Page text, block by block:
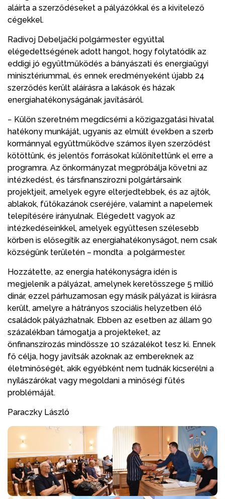
aláírta a szerződéseket a pályázókkal és a kivitelező
cégekkel.
Radivoj Debeljački polgármester egyúttal
elégedettségének adott hangot, hogy folytatódik az
eddigi jó együttműködés a bányászati és energiaügyi
minisztériummal, és ennek eredményeként újabb 24
szerződés került aláírásra a lakások és házak
energiahatékonyságának javításáról.
− Külön szeretném megdícsérni a közigazgatási hivatal
hatékony munkáját, ugyanis az elmúlt években a szerb
kormánnyal együttműködve számos ilyen szerződést
kötöttünk, és jelentős forrásokat különítettünk el erre a
programra. Az önkormányzat megpróbálja követni az
intézkedést, és társfinanszírozni polgártársaink
projektjeit, amelyek egyre elterjedtebbek, és az ajtók,
ablakok, fűtőkazánok cseréjére, valamint a napelemek
telepítésére irányulnak. Elégedett vagyok az
intézkedéseinkkel, amelyek együttesen szélesebb
körben is elősegítik az energiahatékonyságot, nem csak
községünk területén – mondta a polgármester.
Hozzátette, az energia hatékonyságra idén is
megjelenik a pályázat, amelynek keretösszege 5 millió
dinár, ezzel párhuzamosan egy másik pályázat is kiírásra
került, amelyre a hátrányos szociális helyzetben élő
családok pályázhatnak. Ebben az esetben az állam 90
százalékban támogatja a projekteket, az
önfinanszírozás mindössze 10 százalékot tesz ki. Ennek
fő célja, hogy javítsák azoknak az embereknek az
életminőségét, akik egyébként nem tudnák kicserélni a
nyílászárókat vagy megoldani a minőségi fűtés
problémáját.
Paraczky László